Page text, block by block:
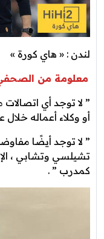
لندن : « هاي كورة »
معلومة من الصحفي
” لا توجد أي
أو وكلاء أعماله خلال عام
” لا توجد أيضًا
تشيلسي وتشابي ،
كمدرب ” .